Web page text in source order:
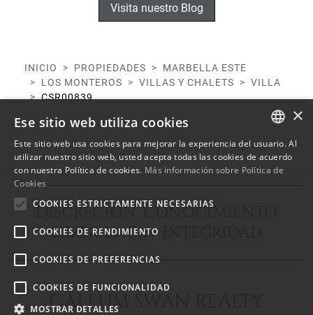
Visita nuestro Blog
INICIO PROPIEDADES
MARBELLA ESTE
LOS MONTEROS
VILLAS Y CHALETS
VILLA
CSR00839
DISCRECIÓN CONOCIMIENTO
EXPERIENCIA INTEGRIDAD
CALLUM SWAN REALTY
ENGLISH
SPANISH
×
Ese sitio web utiliza cookies
Este sitio web usa cookies para mejorar la experiencia del usuario. Al
utilizar nuestro sitio web, usted acepta todas las cookies de acuerdo
con nuestra Política de cookies. Más información sobre Política de
Cookies
COOKIES ESTRICTAMENTE NECESARIAS
COOKIES DE RENDIMIENTO
COOKIES DE PREFERENCIAS
COOKIES DE FUNCIONALIDAD
MOSTRAR DETALLES